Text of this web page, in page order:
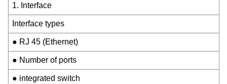
1. Interface
Interface types
● RJ 45 (Ethernet)
● Number of ports
● integrated switch